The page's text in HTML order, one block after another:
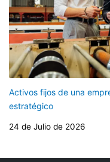
Activos fijos de una
estratégico
24 de Julio de 2026